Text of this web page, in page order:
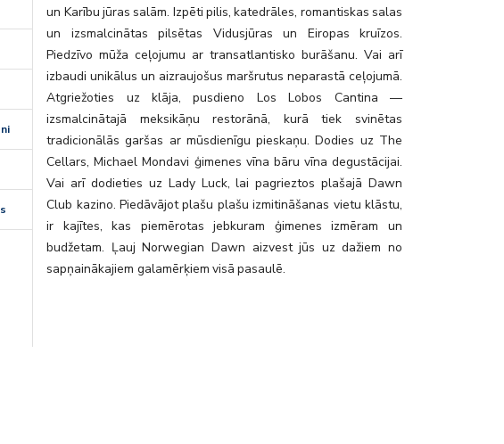
un Karību jūras salām. Izpēti pilis, katedrāles, romantiskas salas
un izsmalcinātas pilsētas Vidusjūras un Eiropas kruīzos.
Piedzīvo mūža ceļojumu ar transatlantisko burāšanu. Vai arī
izbaudi unikālus un aizraujošus maršrutus neparastā ceļojumā.
Atgriežoties uz klāja, pusdieno Los Lobos Cantina —
izsmalcinātajā meksikāņu restorānā, kurā tiek svinētas
tradicionālās garšas ar mūsdienīgu pieskaņu. Dodies uz The
Cellars, Michael Mondavi ģimenes vīna bāru vīna degustācijai.
Vai arī dodieties uz Lady Luck, lai pagrieztos plašajā Dawn
Club kazino. Piedāvājot plašu plašu izmitināšanas vietu klāstu,
ir kajītes, kas piemērotas jebkuram ģimenes izmēram un
budžetam. Ļauj Norwegian Dawn aizvest jūs uz dažiem no
sapņainākajiem galamērķiem visā pasaulē.